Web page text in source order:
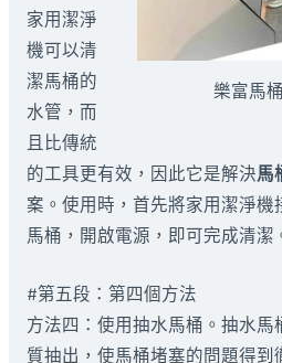
樂富馬
家用潔淨
機可以清
潔馬桶的
水管，而
且比傳統
的工具更有效，因此它是解決馬
案。使用時，首先將家用潔淨機
馬桶，開啟電源，即可完成清潔
#第五段：第四個方法
方法四：使用抽水馬桶。抽水
質抽出，使馬桶堵塞的問題得